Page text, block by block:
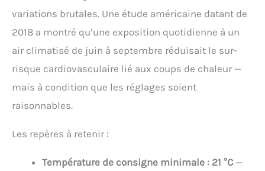
variations brutales. Une étude américaine datant de
2018 a montré qu’une exposition quotidienne à un
air climatisé de juin à septembre réduisait le sur-
risque cardiovasculaire lié aux coups de chaleur —
mais à condition que les réglages soient
raisonnables.
Les repères à retenir :
Température de consigne minimale : 21 °C—